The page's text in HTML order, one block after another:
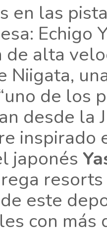
en las
Echigo
de alta
Niigata,
de los
desde la
inspirado
japonés
este
con más